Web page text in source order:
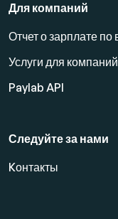
Для компаний
Отчет о зарплате
Услуги для компаний
Paylab API
Следуйте за нами
Kонтакты